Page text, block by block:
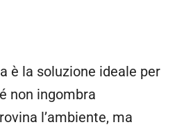
è la soluzione ideale per
non ingombra
l’ambiente, ma